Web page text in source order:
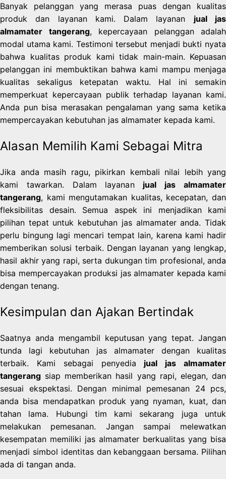
Banyak pelanggan yang merasa puas dengan kualitas
produk dan layanan kami. Dalam layanan jual jas
almamater tangerang, kepercayaan pelanggan adalah
modal utama kami. Testimoni tersebut menjadi bukti nyata
bahwa kualitas produk kami tidak main-main. Kepuasan
pelanggan ini membuktikan bahwa kami mampu menjaga
kualitas sekaligus ketepatan waktu. Hal ini semakin
memperkuat kepercayaan publik terhadap layanan kami.
Anda pun bisa merasakan pengalaman yang sama ketika
mempercayakan kebutuhan jas almamater kepada kami.
Alasan Memilih Kami Sebagai Mitra
Jika anda masih ragu, pikirkan kembali nilai lebih yang
kami tawarkan. Dalam layanan jual jas almamater
tangerang, kami mengutamakan kualitas, kecepatan, dan
fleksibilitas desain. Semua aspek ini menjadikan kami
pilihan tepat untuk kebutuhan jas almamater anda. Tidak
perlu bingung lagi mencari tempat lain, karena kami hadir
memberikan solusi terbaik. Dengan layanan yang lengkap,
hasil akhir yang rapi, serta dukungan tim profesional, anda
bisa mempercayakan produksi jas almamater kepada kami
dengan tenang.
Kesimpulan dan Ajakan Bertindak
Saatnya anda mengambil keputusan yang tepat. Jangan
tunda lagi kebutuhan jas almamater dengan kualitas
terbaik. Kami sebagai penyedia jual jas almamater
tangerang siap memberikan hasil yang rapi, elegan, dan
sesuai ekspektasi. Dengan minimal pemesanan 24 pcs,
anda bisa mendapatkan produk yang nyaman, kuat, dan
tahan lama. Hubungi tim kami sekarang juga untuk
melakukan pemesanan. Jangan sampai melewatkan
kesempatan memiliki jas almamater berkualitas yang bisa
menjadi simbol identitas dan kebanggaan bersama. Pilihan
ada di tangan anda.